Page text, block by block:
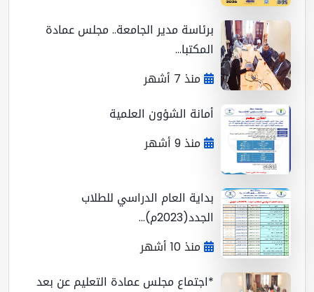
برئاسة مدير الجامعة.. مجلس عمادة
المكتبا...
منذ 7 أشهر
أمانة الشؤون العلمية
منذ 9 أشهر
بداية العام الدراسي للطلاب
الجدد(2023م)...
منذ 10 أشهر
*اجتماع مجلس عمادة التعليم عن بعد